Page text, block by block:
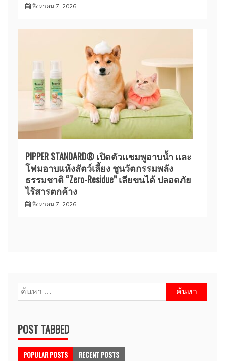
สิงหาคม 7, 2026
PIPPER STANDARD® เปิดตัวแชมพูอาบน้ำ และ
โฟมอาบแห้งสัตว์เลี้ยง ชูนวัตกรรมพลัง
ธรรมชาติ “Zero-Residue” เลียขนได้ ปลอดภัย
ไร้สารตกค้าง
สิงหาคม 7, 2026
ค้นหา
สำหรับ:
POST TABBED
POPULAR POSTS RECENT POSTS